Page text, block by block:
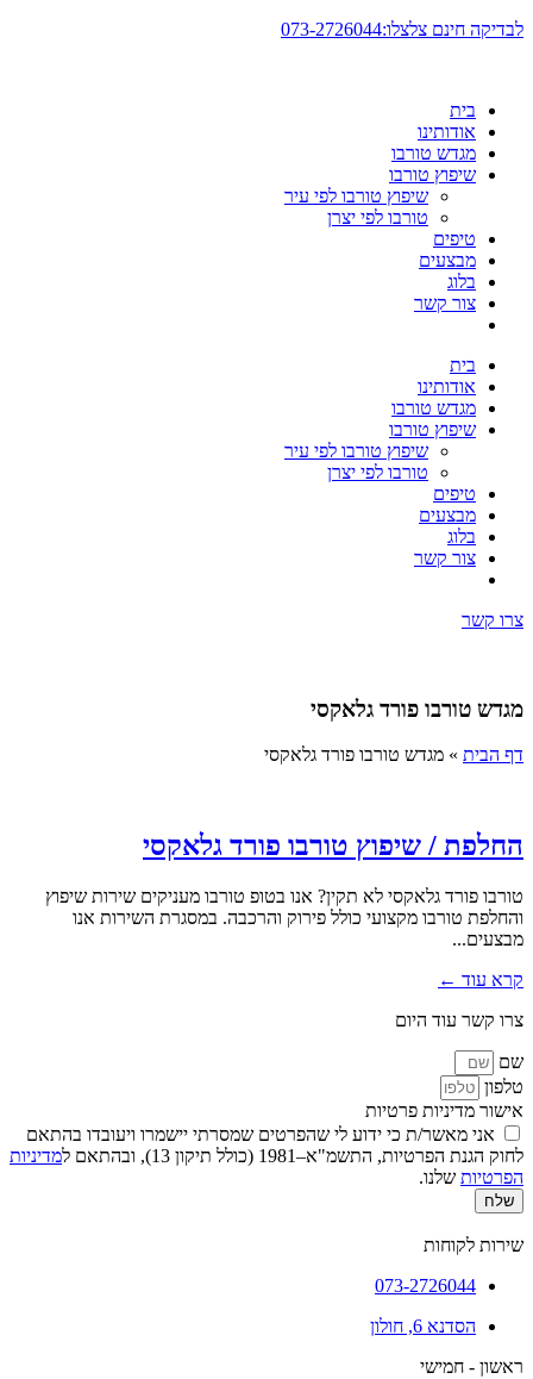
דלג
לבדיקה חינם צלצלו:073-2726044
בית
אודותינו
מגדש טורבו
שיפוץ טורבו
שיפוץ טורבו לפי עיר
טורבו לפי יצרן
טיפים
מבצעים
בלוג
צור קשר
בית
אודותינו
מגדש טורבו
שיפוץ טורבו
שיפוץ טורבו לפי עיר
טורבו לפי יצרן
טיפים
מבצעים
בלוג
צור קשר
צרו קשר
מגדש טורבו פורד גלאקסי
דף הבית » מגדש טורבו פורד גלאקסי
החלפת / שיפוץ טורבו פורד גלאקסי
טורבו פורד גלאקסי לא תקין? אנו בטופ טורבו מעניקים שירות שיפוץ
והחלפת טורבו מקצועי כולל פירוק והרכבה. במסגרת השירות אנו
מבצעים...
קרא עוד ←
צרו קשר עוד היום
שם
טלפון
אישור מדיניות פרטיות
אני מאשר/ת כי ידוע לי שהפרטים שמסרתי יישמרו ויעובדו בהתאם
לחוק הגנת הפרטיות, התשמ"א–1981 (כולל תיקון 13), ובהתאם ל
מדיניות
הפרטיות שלנו.
שלח
שירות לקוחות
073-2726044
הסדנא 6, חולון
ראשון - חמישי